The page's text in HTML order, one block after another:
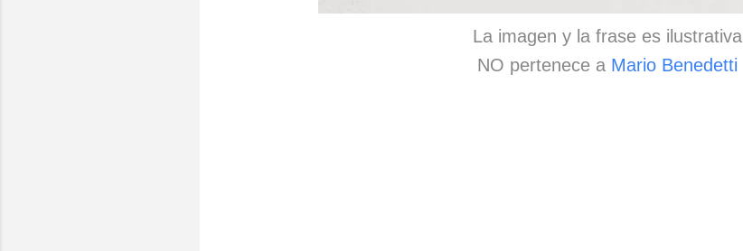
La imagen y la frase es ilustrativa
NO pertenece a Mario Benedetti